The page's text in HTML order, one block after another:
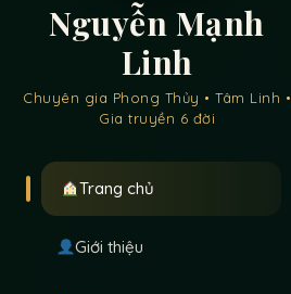
Nguyễn Mạnh
Linh
Chuyên gia Phong Thủy • Tâm Linh •
Gia truyền 6 đời
Trang chủ
Giới thiệu